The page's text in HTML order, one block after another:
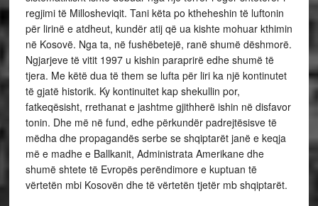
regjimi të Millosheviqit. Tani këta po ktheheshin të luftonin
për lirinë e atdheut, kundër atij që ua kishte mohuar kthimin
në Kosovë. Nga ta, në fushëbetejë, ranë shumë dëshmorë.
Ngjarjeve të vitit 1997 u kishin paraprirë edhe shumë të
tjera. Me këtë dua të them se lufta për liri ka një kontinutet
të gjatë historik. Ky kontinuitet kap shekullin por,
fatkeqësisht, rrethanat e jashtme gjithherë ishin në disfavor
tonin. Dhe më në fund, edhe përkundër padrejtësisve të
mëdha dhe propagandës serbe se shqiptarët janë e keqja
më e madhe e Ballkanit, Administrata Amerikane dhe
shumë shtete të Evropës perëndimore e kuptuan të
vërtetën mbi Kosovën dhe të vërtetën tjetër mb shqiptarët.